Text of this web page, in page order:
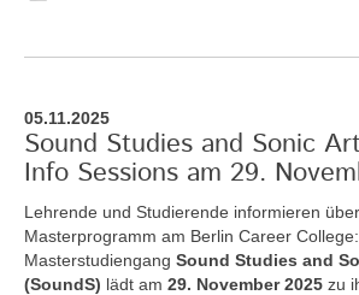
05.11.2025
Sound Studies and Sonic
Info Sessions am 29.
Lehrende und Studierende informieren
Masterprogramm am Berlin Career
Masterstudiengang Sound Studies and
(SoundS) lädt am 29. November 2025 zu